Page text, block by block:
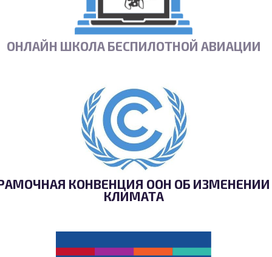
ОНЛАЙН ШКОЛА БЕСПИЛОТНОЙ АВИАЦИИ
КОНВЕНЦИЯ ООН ОБ ИЗМЕНЕНИИ
КЛИМАТА